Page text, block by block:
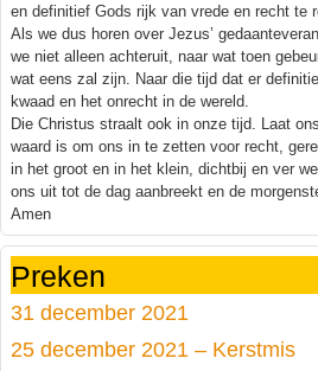
en definitief Gods rijk van vrede en recht te
Als we dus horen over Jezus’
we niet alleen achteruit, naar wat toen
wat eens zal zijn. Naar die tijd dat er
kwaad en het onrecht in de wereld.
Die Christus straalt ook in onze tijd. Laat
waard is om ons in te zetten voor recht,
in het groot en in het klein, dichtbij en ver
ons uit tot de dag aanbreekt en de
Amen
Preken
31 december 2021
25 december 2021 – Kerstmis